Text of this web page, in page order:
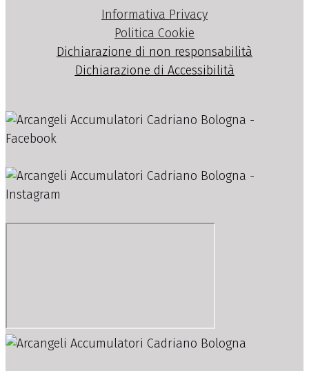
Informativa Privacy
Politica Cookie
Dichiarazione di non responsabilità
Dichiarazione di Accessibilità